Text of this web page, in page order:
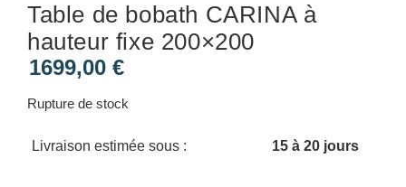
Table de bobath CARINA à
hauteur fixe 200×200
1699,00 €
Rupture de stock
Livraison estimée sous : 15 à 20 jours